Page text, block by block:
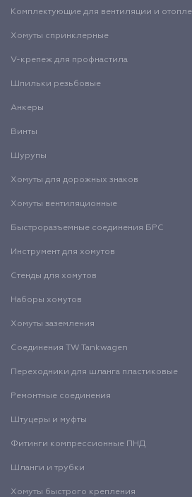
Комплектующие для вентиляции и
Хомуты спринклерные
V-крепеж для профнастила
Шпильки резьбовые
Анкеры
Винты
Шурупы
Хомуты для дорожных знаков
Хомуты вентиляционные
Быстроразъемные соединения БРС
Инструмент для хомутов
Стенды для хомутов
Наборы хомутов
Хомуты заземления
Соединения TW Tankwagen
Переходники для шланга пластиковые
Ремонтные соединения
Штуцеры и муфты
Фитинги компрессионные ПНД
Шланги и трубки
Хомуты быстрого крепления